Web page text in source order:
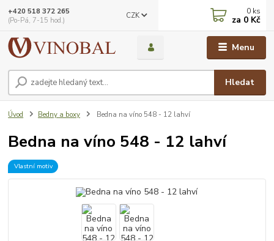
Menu
CZK
Hledat
+420 518 372 265
(Po-Pá, 7-15 hod.)
0 ks
za 0 Kč
Úvod Bedny a boxy Bedna na víno 548 - 12 lahví
Bedna na víno 548 - 12 lahví
Vlastní motiv